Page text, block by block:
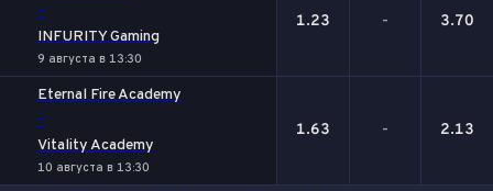
-
INFURITY Gaming
9 августа в 13:30
1.23 - 3.70
Eternal Fire Academy
-
Vitality Academy
10 августа в 13:30
1.63 - 2.13